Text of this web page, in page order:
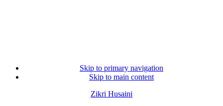
Skip to primary navigation
Skip to main content
Zikri Husaini